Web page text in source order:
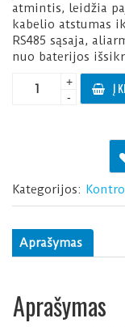
atmintis, leidžia
kabelio atstumas
RS485 sąsaja,
nuo baterijos
produkto
kiekis:
+
-
Į
Kategorijos:
Aprašymas
Aprašymas